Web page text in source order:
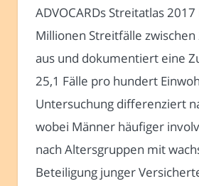
ADVOCARDs Streitatlas
Millionen Streitfälle
aus und dokumentiert eine
25,1 Fälle pro hundert
Untersuchung differenziert
wobei Männer häufiger
nach Altersgruppen mit
Beteiligung junger